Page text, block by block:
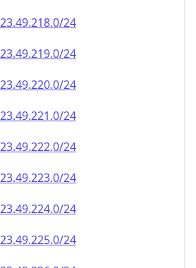
23.49.224.0/24
23.49.225.0/24
23.49.226.0/24
23.49.227.0/24
23.49.228.0/24
23.49.229.0/24
23.49.230.0/24
23.49.231.0/24